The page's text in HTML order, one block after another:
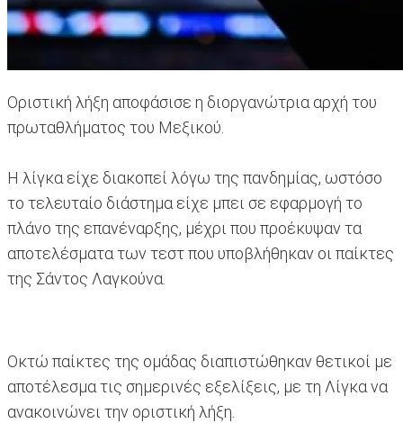
Οριστική λήξη αποφάσισε η διοργανώτρια αρχή του
πρωταθλήματος του Μεξικού.
Η λίγκα είχε διακοπεί λόγω της πανδημίας, ωστόσο
το τελευταίο διάστημα είχε μπει σε εφαρμογή το
πλάνο της επανέναρξης, μέχρι που προέκυψαν τα
αποτελέσματα των τεστ που υποβλήθηκαν οι παίκτες
της Σάντος Λαγκούνα.
Οκτώ παίκτες της ομάδας διαπιστώθηκαν θετικοί με
αποτέλεσμα τις σημερινές εξελίξεις, με τη Λίγκα να
ανακοινώνει την οριστική λήξη.